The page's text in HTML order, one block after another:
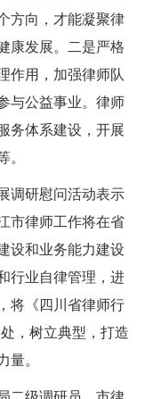
方向，才能凝聚律
康发展。二是严格
作用，加强律师队
与公益事业。律师
务体系建设，开展
。
调研慰问活动表示
市律师工作将在省
设和业务能力建设
行业自律管理，进
将《四川省律师行
，树立典型，打造
量。